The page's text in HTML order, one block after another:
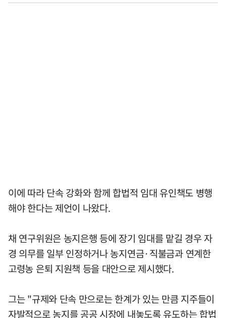
이에 따라 단속 강화와 함께 합법적 임대 유인책도 병행
해야 한다는 제언이 나왔다.
채 연구위원은 농지은행 등에 장기 임대를 맡길 경우 자
경 의무를 일부 인정하거나 농지연금·직불금과 연계한
고령농 은퇴 지원책 등을 대안으로 제시했다.
그는 "규제와 단속 만으로는 한계가 있는 만큼 지주들이
자발적으로 농지를 공공 시장에 내놓도록 유도하는 합법